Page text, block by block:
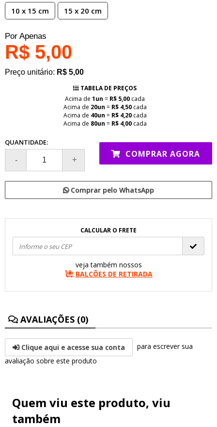
10 x 15 cm 15 x 20 cm
Por Apenas
R$ 5,00
Preço unitário: R$ 5,00
TABELA DE PREÇOS
Acima de 1un = R$ 5,00 cada
Acima de 20un = R$ 4,50 cada
Acima de 40un = R$ 4,20 cada
Acima de 80un = R$ 4,00 cada
QUANTIDADE:
COMPRAR AGORA
Comprar pelo WhatsApp
CALCULAR O FRETE
veja também nossos
BALCÕES DE RETIRADA
AVALIAÇÕES (0)
Clique aqui e acesse sua conta
para escrever sua
avaliação sobre este produto
Quem viu este produto, viu
também